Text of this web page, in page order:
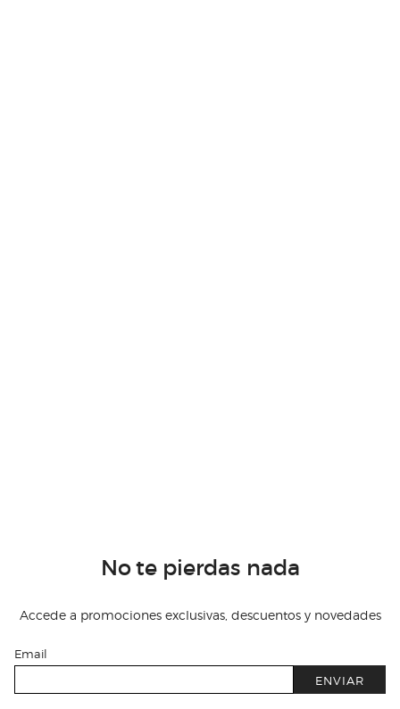
No te pierdas nada
Accede a promociones exclusivas, descuentos y novedades
Email
ENVIAR